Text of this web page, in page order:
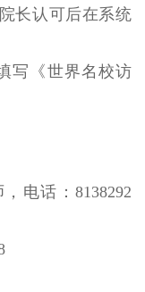
长认可后在系统
写《世界名校访
，电话：8138292